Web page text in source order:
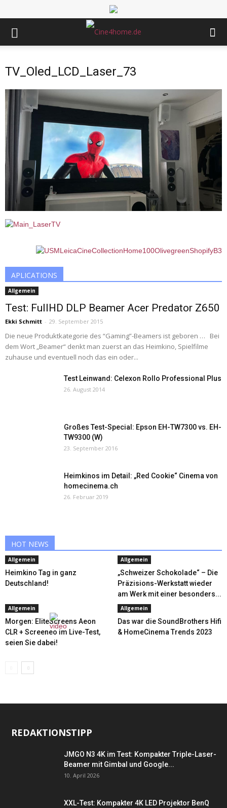
TV_Oled_LCD_Laser_73
APLICATIONS
Allgemein
Test: FullHD DLP Beamer Acer Predator Z650
Ekki Schmitt - 29. September 2015
Die neue Produktkategorie des “Gaming”-Beamers ist geboren … Bei
dem Wort „Beamer“ denkt man zuerst an das Heimkino, Spielfilme
zuhause und eventuell noch das ein oder...
Test Leinwand: Celexon Rollo Professional Plus
26. August 2014
Großes Test-Special: Epson EH-TW7300 vs. EH-
TW9300 (W)
23. September 2016
Heimkinos im Detail: „Red Cookie“ Cinema von
homecinema.ch
26. Februar 2019
HOT NEWS
Allgemein
Heimkino Tag in ganz
Deutschland!
Allgemein
„Schweizer Schokolade“ – Die
Präzisions-Werkstatt wieder
am Werk mit einer besonders...
Allgemein
Morgen: EliteScreens Aeon
CLR + Screeneo im Live-Test,
seien Sie dabei!
Allgemein
Das war die SoundBrothers Hifi
& HomeCinema Trends 2023
REDAKTIONSTIPP
JMGO N3 4K im Test: Kompakter Triple-Laser-
Beamer mit Gimbal und Google...
10. April 2026
XXL-Test: Kompakter 4K LED Projektor BenQ